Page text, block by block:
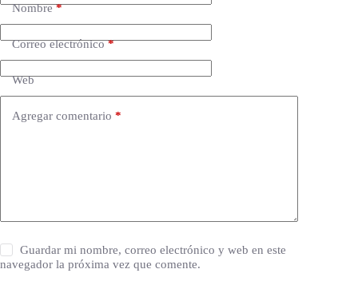
Nombre*
Correo electrónico*
Web
Agregar comentario *
Guardar mi nombre, correo electrónico y web en este
navegador la próxima vez que comente.